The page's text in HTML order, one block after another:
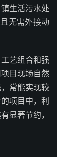
生活污水处
无需外接动
艺组合和强
目现场自然
常能实现较
项目中，利
显著节约，